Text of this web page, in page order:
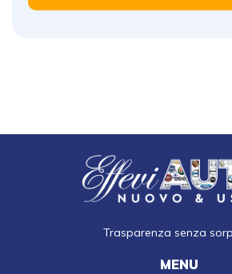
Trasparenza senza
MENU